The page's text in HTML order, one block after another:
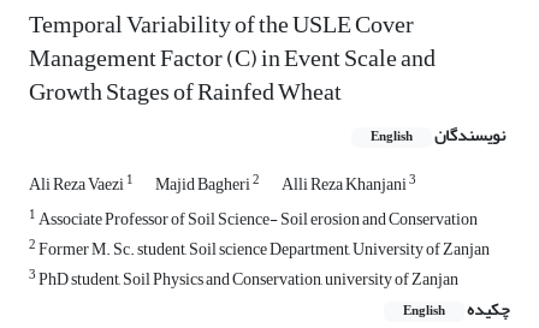
Temporal Variability of the USLE Cover
Management Factor (C) in Event Scale and
Growth Stages of Rainfed Wheat
نویسندگان English
Ali Reza Vaezi1 Majid Bagheri2 Alli Reza Khanjani3
1Associate Professor of Soil Science- Soil erosion and Conservation
2Former M. Sc. student, Soil science Department, University of Zanjan
3PhD student, Soil Physics and Conservation, university of Zanjan
چکیده
English